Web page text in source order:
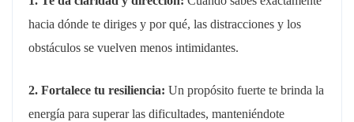
hacia dónde te diriges y por qué, las distracciones y los
obstáculos se vuelven menos intimidantes.
2. Fortalece tu resiliencia: Un propósito fuerte te brinda la
energía para superar las dificultades, manteniéndote